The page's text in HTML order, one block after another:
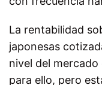
La rentabilidad
japonesas
nivel del
para ello, pero